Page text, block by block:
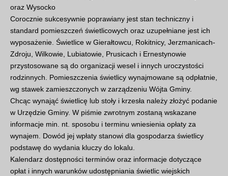
oraz Wysocko
Corocznie sukcesywnie poprawiany jest stan techniczny i
standard pomieszczeń świetlicowych oraz uzupełniane jest ich
wyposażenie. Świetlice w Gierałtowcu, Rokitnicy, Jerzmanicach-
Zdroju, Wilkowie, Lubiatowie, Prusicach i Ernestynowie
przystosowane są do organizacji wesel i innych uroczystości
rodzinnych. Pomieszczenia świetlicy wynajmowane są odpłatnie,
wg stawek zamieszczonych w zarządzeniu Wójta Gminy.
Chcąc wynająć świetlicę lub stoły i krzesła należy złożyć podanie
w Urzędzie Gminy. W piśmie zwrotnym zostaną wskazane
informacje min. nt. sposobu i terminu wniesienia opłaty za
wynajem. Dowód jej wpłaty stanowi dla gospodarza świetlicy
podstawę do wydania kluczy do lokalu.
Kalendarz dostępności terminów oraz informacje dotyczące
opłat i innych warunków udostępniania świetlic wiejskich